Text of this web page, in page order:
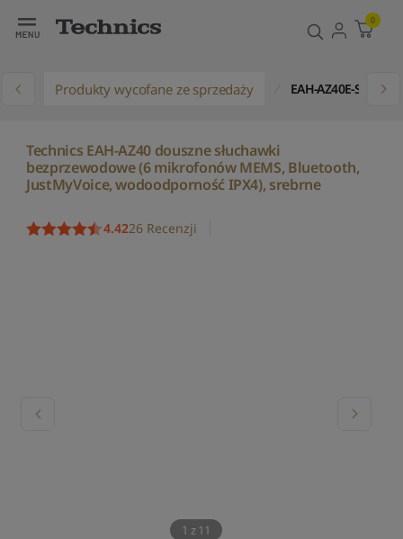
0
Produkty wycofane ze sprzedaży EAH-AZ40E-S
Technics EAH-AZ40 douszne słuchawki
bezprzewodowe (6 mikrofonów MEMS, Bluetooth,
JustMyVoice, wodoodporność IPX4), srebrne
4.4226 Recenzji
1 z11